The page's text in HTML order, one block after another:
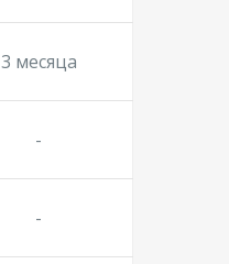
3 месяца
-
-